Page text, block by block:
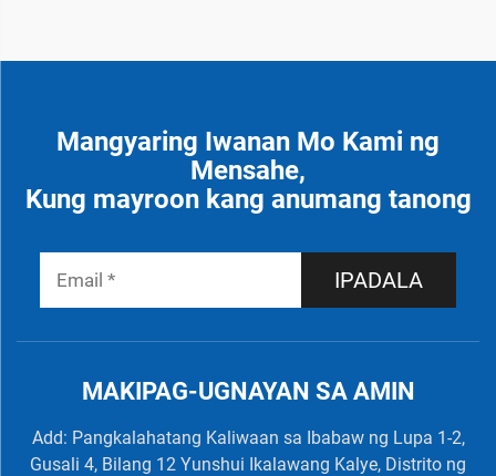
Mangyaring Iwanan Mo Kami ng
Mensahe,
Kung mayroon kang anumang tanong
IPADALA
MAKIPAG-UGNAYAN SA AMIN
Add: Pangkalahatang Kaliwaan sa Ibabaw ng Lupa 1-2,
Gusali 4, Bilang 12 Yunshui Ikalawang Kalye, Distrito ng